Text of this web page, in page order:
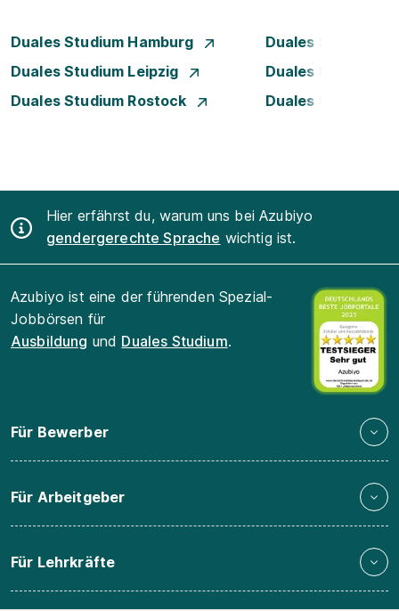
Duales Studium Hamburg
Duales Studium
Duales Studium Leipzig
Duales Studium
Duales Studium Rostock
Duales Studium
Hier erfährst du, warum uns bei Azubiyo
gendergerechte Sprache wichtig ist.
Azubiyo ist eine der führenden Spezial-
Jobbörsen für
Ausbildung und Duales Studium.
Für Bewerber
Für Arbeitgeber
Für Lehrkräfte